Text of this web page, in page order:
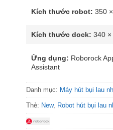
Kích thước robot: 350
Kích thước dock: 340 ×
Ứng dụng: Roborock
Assistant
Danh mục: Máy hút bụi lau
Thẻ: New, Robot hút bụi lau